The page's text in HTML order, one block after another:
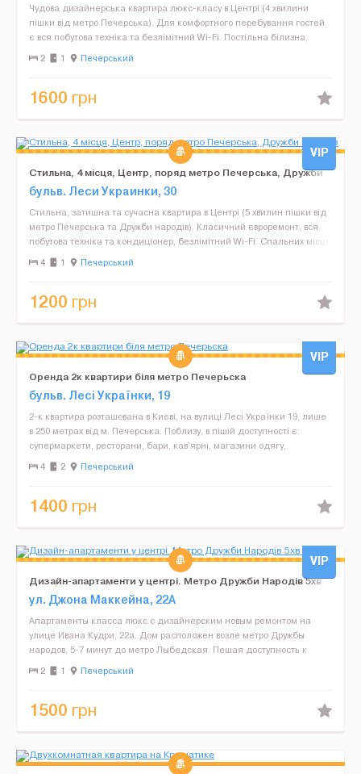
Чудова дизайнерська квартира люкс-класу в Центрі (4 хвилини
пішки від метро Печерська). Для комфортного перебування гостей
є вся побутова техніка та безлімітний Wi-Fi. Постільна білизна,
столові прилади, і все банне приладдя додаю...
2 1 Печерський
1600 грн
VIP
Стильна, 4 місця, Центр, поряд метро Печерська, Дружби
народів
бульв. Леси Украинки, 30
Стильна, затишна та сучасна квартира в Центрі (5 хвилин пішки від
метро Печерська та Дружби народів). Класичний євроремонт, вся
побутова техніка та кондиціонер, безлімітний Wi-Fi. Спальних місць
4 (2-спальне ліжко та розкладний 2-...
4 1 Печерський
1200 грн
VIP
Оренда 2к квартири біля метро Печерьска
бульв. Лесі Українки, 19
2-к квартира розташована в Києві, на вулиці Лесі Українки 19, лише
в 250 метрах від м. Печерська. Поблизу, в пішій доступності є:
супермаркети, ресторани, бари, кав'ярні, магазини одягу,
книжковий магазин, зоомагазин і банк. У в...
4 2 Печерський
1400 грн
VIP
Дизайн-апартаменти у центрі. Метро Дружби Народів 5хв
пішки.
ул. Джона Маккейна, 22А
Апартаменты класса люкс с дизайнерским новым ремонтом на
улице Ивана Кудри, 22а. Дом расположен возле метро Дружбы
народов, 5-7 минут до метро Лыбедская. Пешая доступность к
бульвару Леси Украинки, ТРЦ "Оушн Плаза". Новая дорогая...
2 1 Печерський
1500 грн